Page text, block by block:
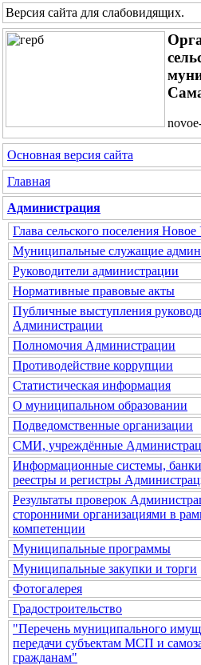
Версия сайта для слабовидящих.
Основная версия сайта
Главная
Администрация
Глава сельского поселения
Муниципальные служащие
Руководители администрации
Нормативные правовые акты
Публичные выступления
Администрации
Полномочия Администрации
Противодействие коррупции
Статистическая информация
О муниципальном образовании
Подведомственные организации
СМИ, учреждённые
Информационные системы,
реестры и регистры
Результаты проверок
сторонними организациями в
компетенции
Муниципальные программы
Муниципальные закупки и торги
Фотогалерея
Градостроительство
"Перечень муниципального
передачи субъектам МСП и
гражданам"